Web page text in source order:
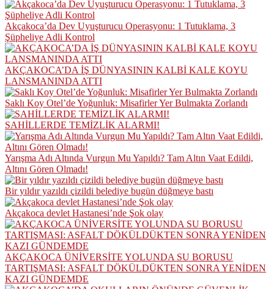
Akçakoca’da Dev Uyuşturucu Operasyonu: 1 Tutuklama, 3
Şüpheliye Adli Kontrol
AKÇAKOCA’DA İŞ DÜNYASININ KALBİ KALE KOYU
LANSMANINDA ATTI
Saklı Koy Otel’de Yoğunluk: Misafirler Yer Bulmakta Zorlandı
SAHİLLERDE TEMİZLİK ALARMI!
Yarışma Adı Altında Vurgun Mu Yapıldı? Tam Altın Vaat Edildi,
Altını Gören Olmadı!
Bir yıldır yazıldı çizildi belediye bugün düğmeye bastı
Akçakoca devlet Hastanesi’nde Şok olay
AKÇAKOCA ÜNİVERSİTE YOLUNDA SU BORUSU
TARTIŞMASI: ASFALT DÖKÜLDÜKTEN SONRA YENİDEN
KAZI GÜNDEMDE